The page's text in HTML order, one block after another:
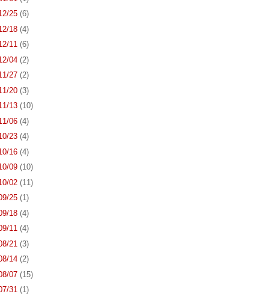
25 (6)
18 (4)
11 (6)
04 (2)
27 (2)
20 (3)
13 (10)
06 (4)
23 (4)
16 (4)
09 (10)
02 (11)
25 (1)
18 (4)
11 (4)
21 (3)
14 (2)
07 (15)
31 (1)